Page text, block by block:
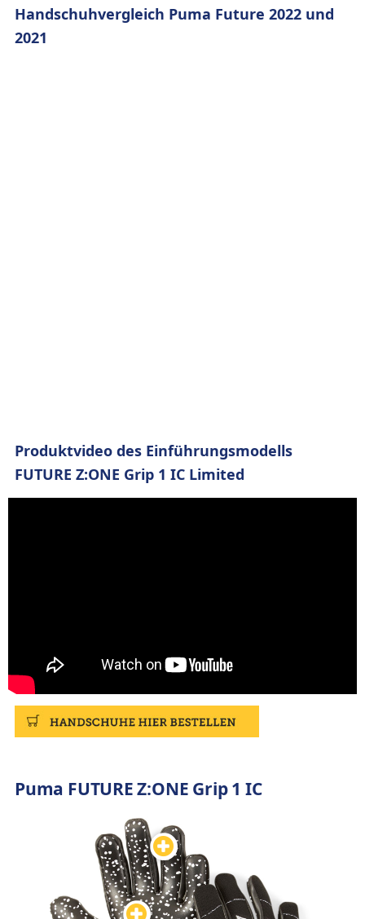
Handschuhvergleich Puma Future 2022 und
2021
Produktvideo des Einführungsmodells
FUTURE Z:ONE Grip 1 IC Limited
Puma FUTURE Z:ONE Grip 1 IC